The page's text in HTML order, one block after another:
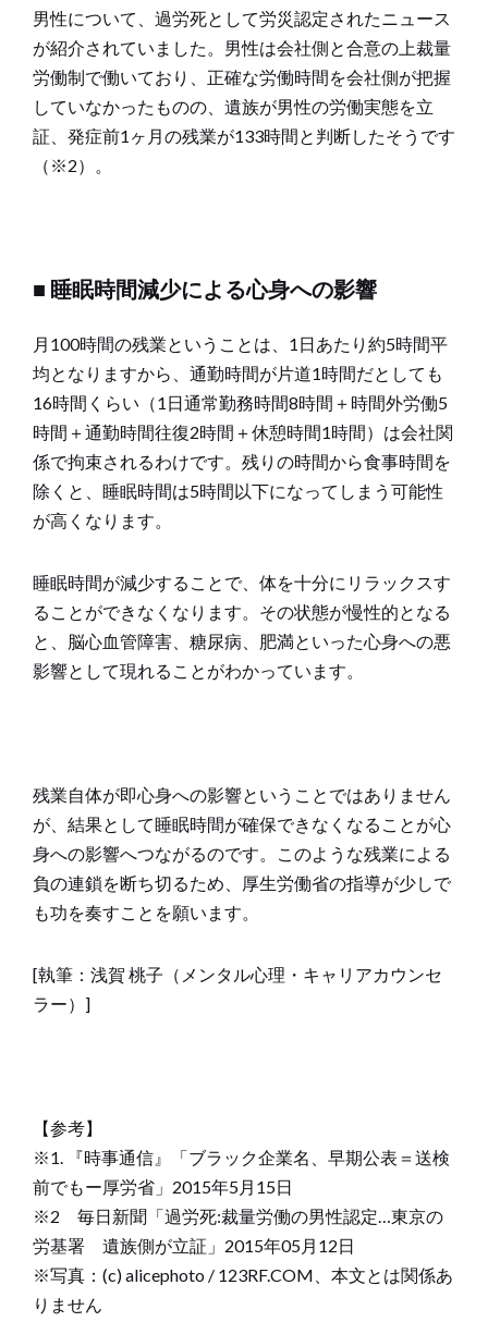
男性について、過労死として労災認定されたニュース
が紹介されていました。男性は会社側と合意の上裁量
労働制で働いており、正確な労働時間を会社側が把握
していなかったものの、遺族が男性の労働実態を立
証、発症前1ヶ月の残業が133時間と判断したそうです
（※2）。
■ 睡眠時間減少による心身への影響
月100時間の残業ということは、1日あたり約5時間平
均となりますから、通勤時間が片道1時間だとしても
16時間くらい（1日通常勤務時間8時間＋時間外労働5
時間＋通勤時間往復2時間＋休憩時間1時間）は会社関
係で拘束されるわけです。残りの時間から食事時間を
除くと、睡眠時間は5時間以下になってしまう可能性
が高くなります。
睡眠時間が減少することで、体を十分にリラックスす
ることができなくなります。その状態が慢性的となる
と、脳心血管障害、糖尿病、肥満といった心身への悪
影響として現れることがわかっています。
残業自体が即心身への影響ということではありません
が、結果として睡眠時間が確保できなくなることが心
身への影響へつながるのです。このような残業による
負の連鎖を断ち切るため、厚生労働省の指導が少しで
も功を奏すことを願います。
[執筆：浅賀 桃子（メンタル心理・キャリアカウンセ
ラー）]
【参考】
※1. 『時事通信』「ブラック企業名、早期公表＝送検
前でもー厚労省」2015年5月15日
※2 毎日新聞「過労死:裁量労働の男性認定…東京の
労基署 遺族側が立証」2015年05月12日
※写真：(c) alicephoto / 123RF.COM、本文とは関係あ
りません